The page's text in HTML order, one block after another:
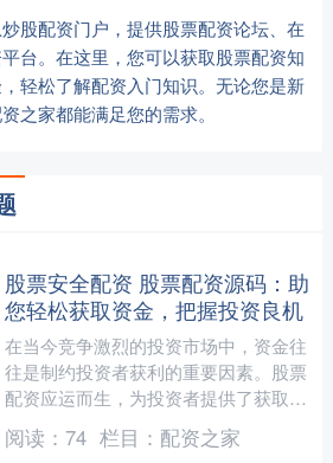
股配资门户，提供股票配资论坛、在
台。在这里，您可以获取股票配资知
轻松了解配资入门知识。无论您是新
之家都能满足您的需求。
股票安全配资 股票配资源码：助
您轻松获取资金，把握投资良机
在当今竞争激烈的投资市场中，资金往
往是制约投资者获利的重要因素。股票
配资应运而生，为投资者提供了获取额
外资金的途径，助力其把握投资良机股
票安全配资。 * **资....
阅读： 74 栏目： 配资之家